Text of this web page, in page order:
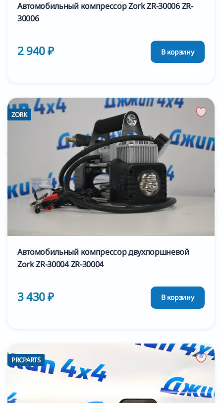
Автомобильный компрессор Zork ZR-30006 ZR-
30006
2 940 ₽ В корзину
ZORK
Автомобильный компрессор двухпоршневой
Zork ZR-30004 ZR-30004
3 430 ₽ В корзину
PRCPARTS